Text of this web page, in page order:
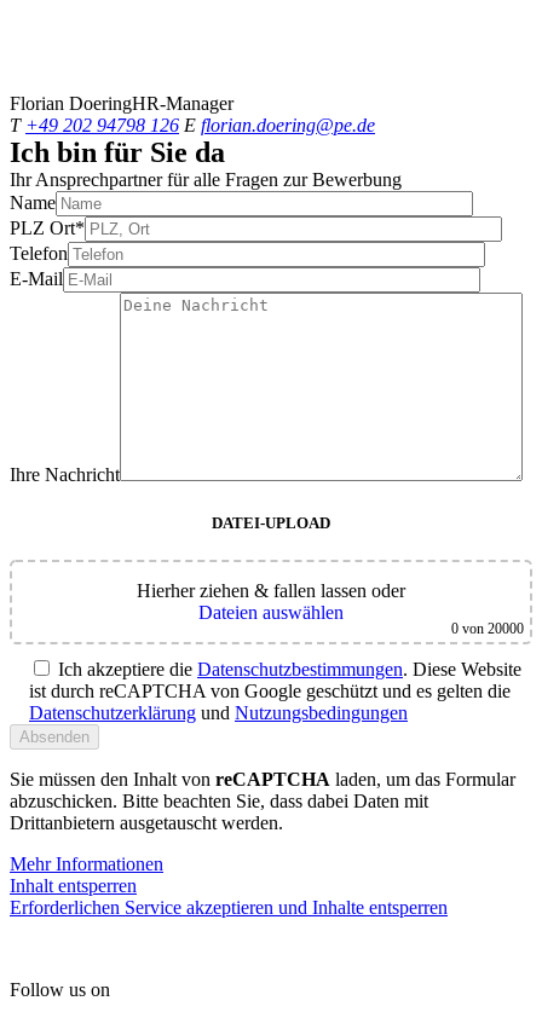
Florian DoeringHR-Manager
T +49 202 94798 126 E florian.doering@pe.de
Ich bin für Sie da
Ihr Ansprechpartner für alle Fragen zur Bewerbung
Name
PLZ Ort*
Telefon
E-Mail
Ihre Nachricht
DATEI-UPLOAD
Hierher ziehen & fallen lassen oder
Dateien auswählen
0 von 20000
Ich akzeptiere die Datenschutzbestimmungen. Diese Website
ist durch reCAPTCHA von Google geschützt und es gelten die
Datenschutzerklärung und Nutzungsbedingungen
Sie müssen den Inhalt von reCAPTCHA laden, um das Formular
abzuschicken. Bitte beachten Sie, dass dabei Daten mit
Drittanbietern ausgetauscht werden.
Mehr Informationen
Inhalt entsperren
Erforderlichen Service akzeptieren und Inhalte entsperren
Follow us on